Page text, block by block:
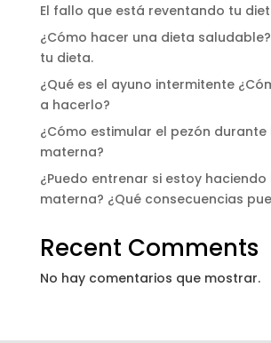
El fallo que está reventando tu
¿Cómo hacer una dieta
tu dieta.
¿Qué es el ayuno intermitente
a hacerlo?
¿Cómo estimular el pezón
materna?
¿Puedo entrenar si estoy
materna? ¿Qué consecuencias
Recent Comments
No hay comentarios que mostrar.